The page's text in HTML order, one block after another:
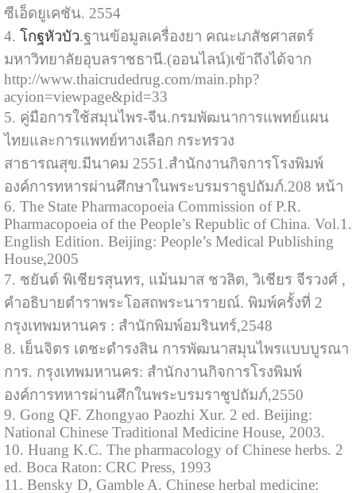
ซีเอ็ดยูเคชัน. 2554
4. โกฐหัวบัว.ฐานข้อมูลเครื่องยา คณะเภสัชศาสตร์
มหาวิทยาลัยอุบลราชธานี.(ออนไลน์)เข้าถึงได้จาก
http://www.thaicrudedrug.com/main.php?
acyion=viewpage&pid=33
5. คู่มือการใช้สมุนไพร-จีน.กรมพัฒนาการแพทย์แผน
ไทยและการแพทย์ทางเลือก กระทรวง
สาธารณสุข.มีนาคม 2551.สำนักงานกิจการโรงพิมพ์
องค์การทหารผ่านศึกษาในพระบรมราธูปถัมภ์.208 หน้า
6. The State Pharmacopoeia Commission of P.R.
Pharmacopoeia of the People’s Republic of China. Vol.1.
English Edition. Beijing: People’s Medical Publishing
House,2005
7. ชยันต์ พิเชียรสุนทร, แม้นมาส ชวลิต, วิเชียร จีรวงศ์ ,
คำอธิบายตำราพระโอสถพระนารายณ์. พิมพ์ครั้งที่ 2
กรุงเทพมหานคร : สำนักพิมพ์อมรินทร์,2548
8. เย็นจิตร เตชะดำรงสิน การพัฒนาสมุนไพรแบบบูรณา
การ. กรุงเทพมหานคร: สำนักงานกิจการโรงพิมพ์
องค์การทหารผ่านศึกในพระบรมราชูปถัมภ์,2550
9. Gong QF. Zhongyao Paozhi Xur. 2 ed. Beijing:
National Chinese Traditional Medicine House, 2003.
10. Huang K.C. The pharmacology of Chinese herbs. 2
ed. Boca Raton: CRC Press, 1993
11. Bensky D, Gamble A. Chinese herbal medicine: